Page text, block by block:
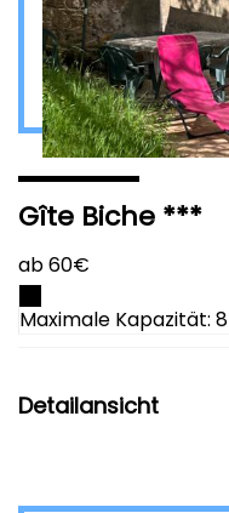
Gîte Biche ***
ab 60€
Maximale Kapazität: 8
Detailansicht